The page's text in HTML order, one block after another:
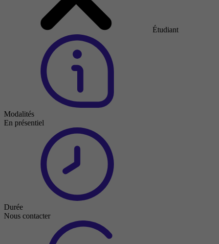
Étudiant
Modalités
En présentiel
Durée
Nous contacter